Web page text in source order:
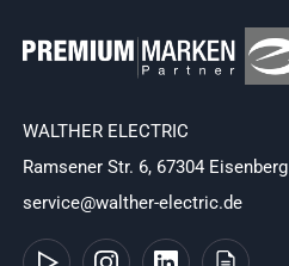
WALTHER ELECTRIC
Ramsener Str. 6, 67304 Eisenberg
service@walther-electric.de